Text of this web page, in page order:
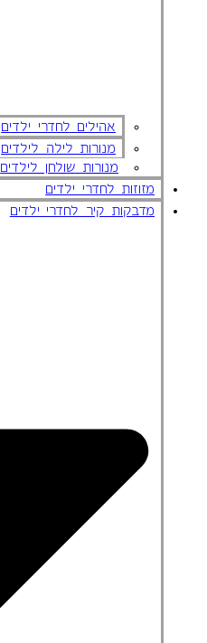
אהילים לחדרי ילדים
מנורות לילה לילדים
מנורות שולחן לילדים
מזוזות לחדרי ילדים
מדבקות קיר לחדרי ילדים